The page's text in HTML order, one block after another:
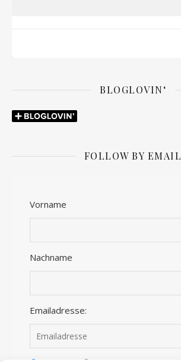
BLOGLOVIN‘
FOLLOW BY EMAIL
Vorname
Nachname
Emailadresse: